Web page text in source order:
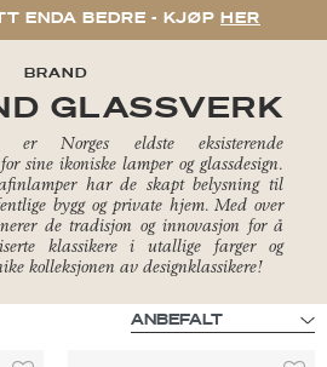
ENDA BEDRE - KJØP HER
BRAND
GLASSVERK
er Norges eldste eksisterende
sine ikoniske lamper og glassdesign.
har de skapt belysning til
bygg og private hjem. Med over
de tradisjon og innovasjon for å
klassikere i utallige farger og
kolleksjonen av designklassikere!